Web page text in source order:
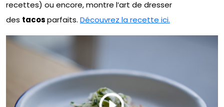
recettes) ou encore, montre l’art de dresser
des tacosparfaits. Découvrez la recette ici.